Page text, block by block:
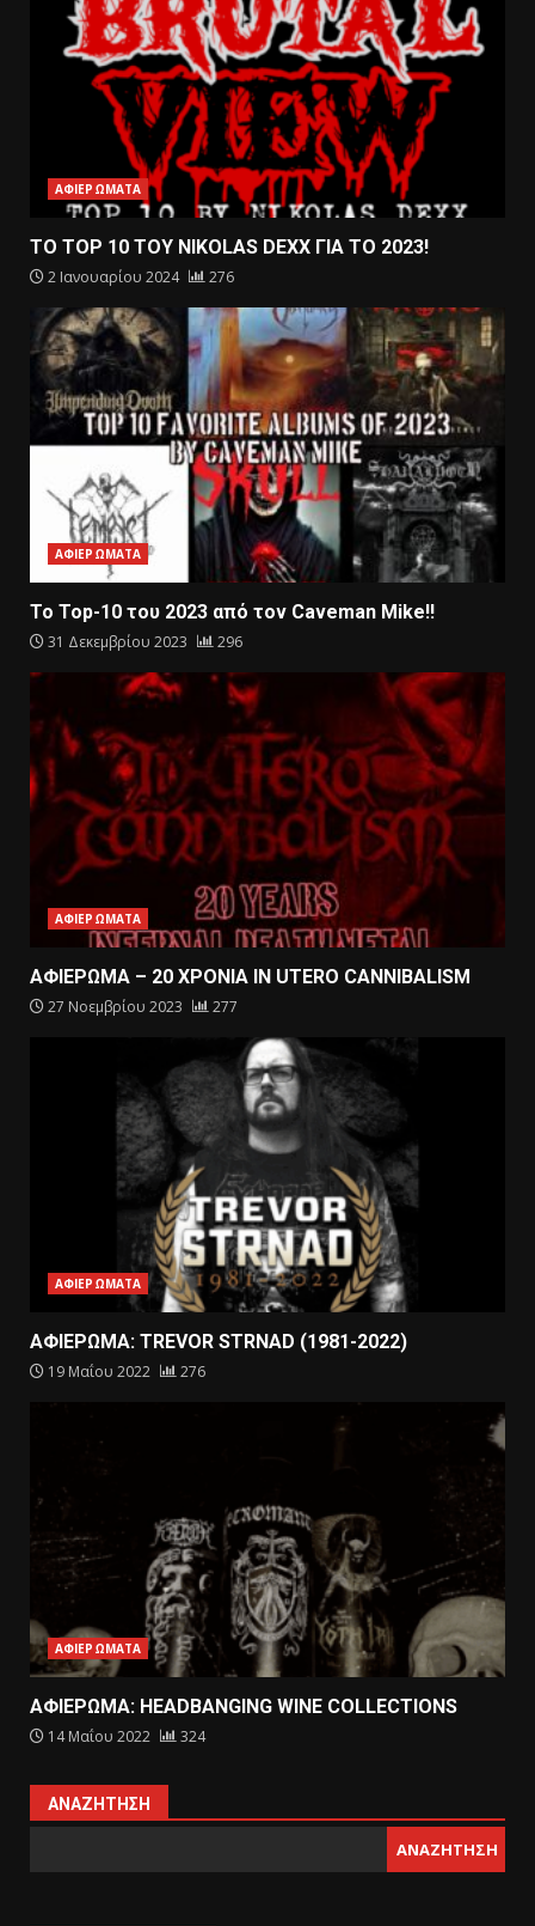
ΑΦΙΕΡΩΜΑΤΑ
ΤΟ TOP 10 ΤΟΥ NIKOLAS DEXX ΓΙΑ ΤΟ 2023!
2 Ιανουαρίου 2024 276
ΑΦΙΕΡΩΜΑΤΑ
Το Top-10 του 2023 από τον Caveman Mike!!
31 Δεκεμβρίου 2023 296
ΑΦΙΕΡΩΜΑΤΑ
ΑΦΙΕΡΩΜΑ – 20 ΧΡΟΝΙΑ IN UTERO CANNIBALISM
27 Νοεμβρίου 2023 277
ΑΦΙΕΡΩΜΑΤΑ
ΑΦΙΕΡΩΜΑ: TREVOR STRNAD (1981-2022)
19 Μαΐου 2022 276
ΑΦΙΕΡΩΜΑΤΑ
ΑΦΙΕΡΩΜΑ: HEADBANGING WINE COLLECTIONS
14 Μαΐου 2022 324
ΑΝΑΖΉΤΗΣΗ
ΑΝΑΖΉΤΗΣΗ